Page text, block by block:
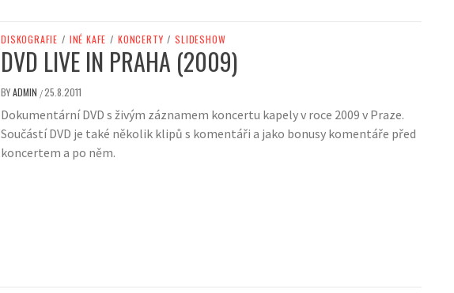
DISKOGRAFIE / INÉ KAFE / KONCERTY / SLIDESHOW
DVD LIVE IN PRAHA (2009)
BYADMIN /25.8.2011
Dokumentární DVD s živým záznamem koncertu kapely v roce 2009 v Praze.
Součástí DVD je také několik klipů s komentáři a jako bonusy komentáře před
koncertem a po něm.